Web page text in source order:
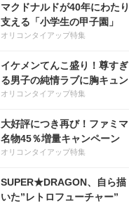
マクドナルドが40年にわたり
支える「小学生の甲子園」
オリコンタイアップ特集
イケメンてんこ盛り！尊すぎ
る男子の純情ラブに胸キュン
オリコンタイアップ特集
大好評につき再び！ファミマ
名物45％増量キャンペーン
オリコンタイアップ特集
SUPER★DRAGON、自ら描
いた”レトロフューチャー”